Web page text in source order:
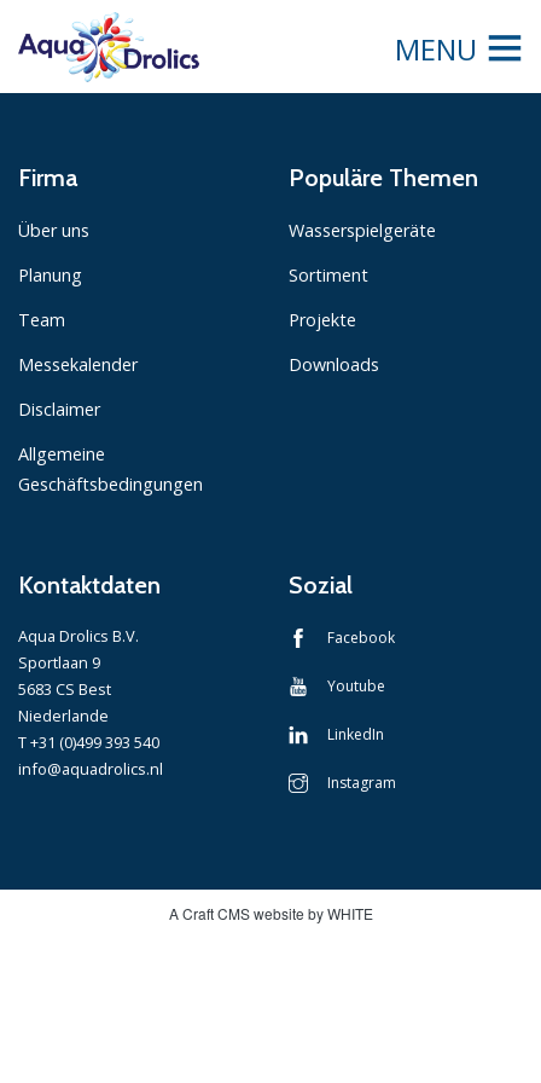
MENU
Firma
Über uns
Planung
Team
Messekalender
Disclaimer
Allgemeine
Geschäftsbedingungen
Populäre Themen
Wasserspielgeräte
Sortiment
Projekte
Downloads
Kontaktdaten
Aqua Drolics B.V.
Sportlaan 9
5683 CS Best
Niederlande
T +31 (0)499 393 540
info@aquadrolics.nl
Sozial
Facebook
Youtube
LinkedIn
Instagram
A Craft CMS website by WHITE